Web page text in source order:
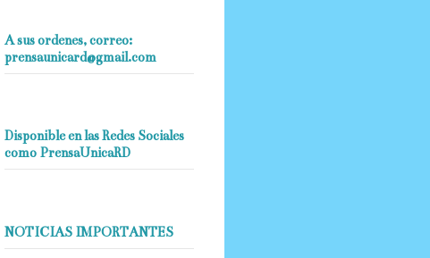
A sus ordenes, correo:
prensaunicard@gmail.com
Disponible en las Redes Sociales
como PrensaUnicaRD
NOTICIAS IMPORTANTES